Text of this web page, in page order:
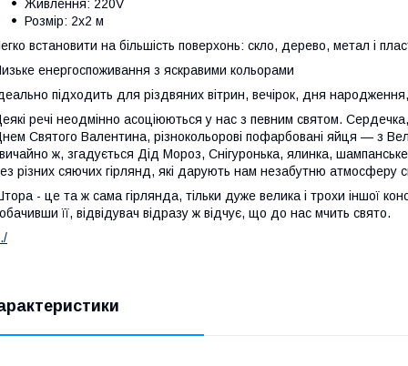
Живлення: 220V
Розмір: 2х2 м
встановити на більшість поверхонь: скло, дерево, метал і
енергоспоживання з яскравими кольорами
підходить для різдвяних вітрин, вечірок, дня
речі неодмінно асоціюються у нас з певним святом.
Святого Валентина, різнокольорові пофарбовані яйця — з
ж, згадується Дід Мороз, Снігуронька, ялинка,
різних сяючих гірлянд, які дарують нам незабутню атмосферу
- це та ж сама гірлянда, тільки дуже велика і трохи іншої
її, відвідувач відразу ж відчує, що до нас мчить свято.